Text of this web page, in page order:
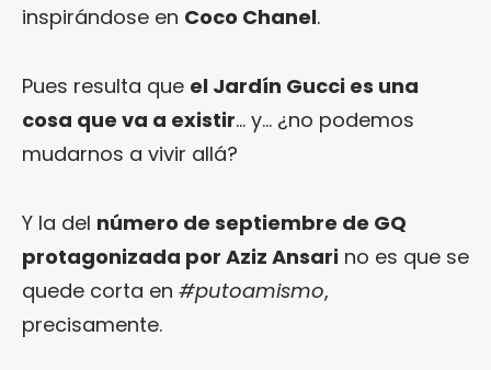
inspirándose en Coco Chanel.
Pues resulta que el Jardín Gucci es una
cosa que va a existir… y… ¿no podemos
mudarnos a vivir allá?
Y la del número de septiembre de GQ
protagonizada por Aziz Ansari no es que se
quede corta en #putoamismo,
precisamente.